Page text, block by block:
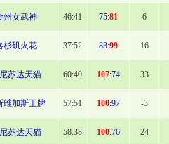
州女武神 46:41 75:81 6
杉矶火花 37:52 83:99 16
苏达天猫 60:40 107:74 33
维加斯王牌 57:51 100:97 -3
苏达天猫 58:38 100:76 24